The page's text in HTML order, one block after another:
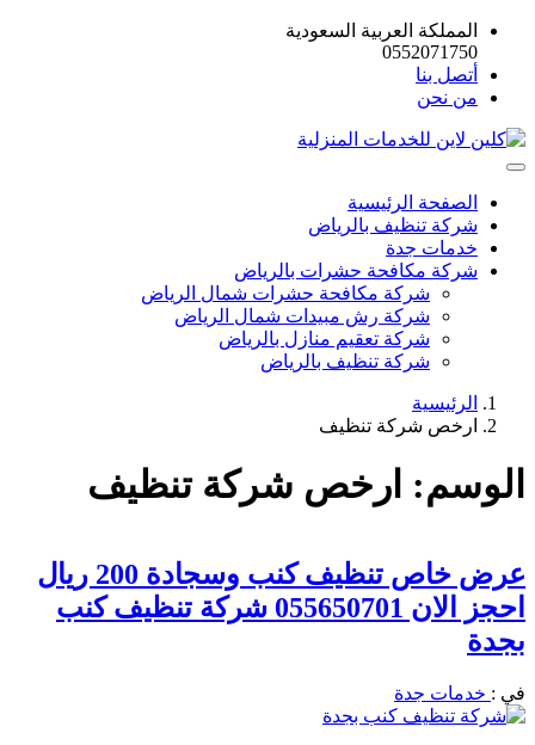
المملكة العربية السعودية
0552071750
أتصل بنا
من نحن
الصفحة الرئيسية
شركة تنظيف بالرياض
خدمات جدة
شركة مكافحة حشرات بالرياض
شركة مكافحة حشرات شمال الرياض
شركة رش مبيدات شمال الرياض
شركة تعقيم منازل بالرياض
شركة تنظيف بالرياض
الرئيسية
ارخص شركة تنظيف
الوسم: ارخص شركة تنظيف
عرض خاص تنظيف كنب وسجادة 200 ريال
احجز الان 055650701 شركة تنظيف كنب
بجدة
في : خدمات جدة